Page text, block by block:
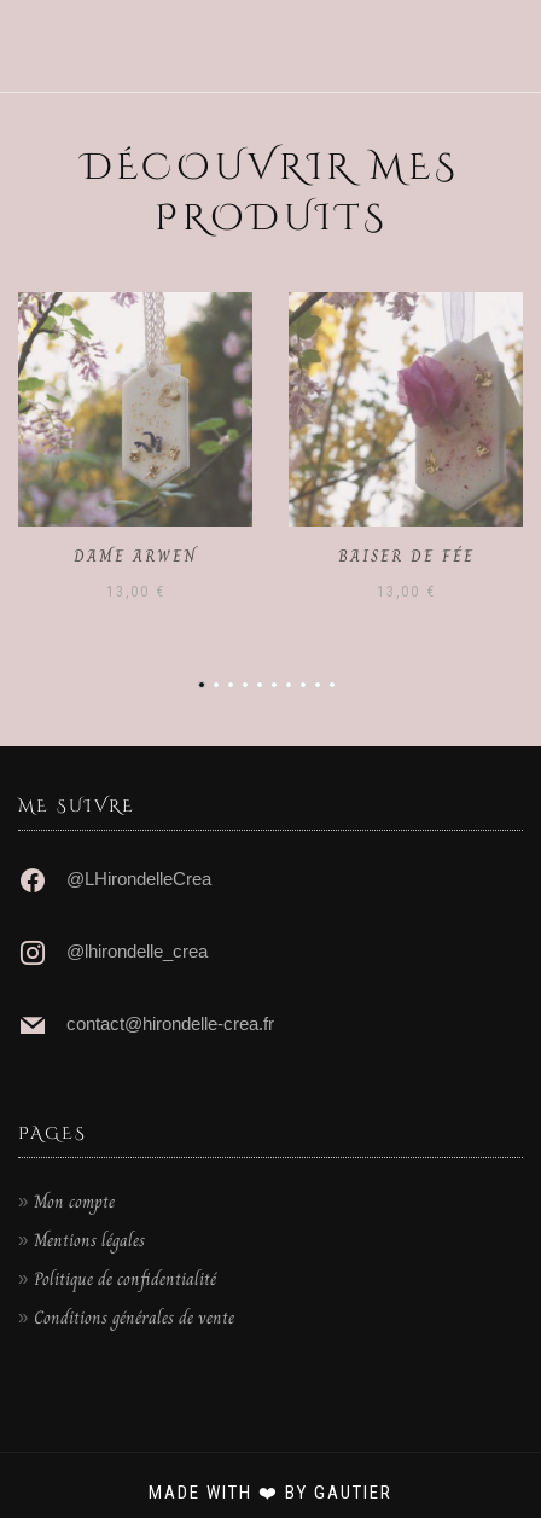
DÉCOUVRIR MES
PRODUITS
BAISER DE FÉE
13,00 €
SIROP DES BOSQUETS
10,00 €
ME SUIVRE
@LHirondelleCrea
@lhirondelle_crea
contact@hirondelle-crea.fr
PAGES
Mon compte
Mentions légales
Politique de confidentialité
Conditions générales de vente
MADE WITH ❤️ BY GAUTIER